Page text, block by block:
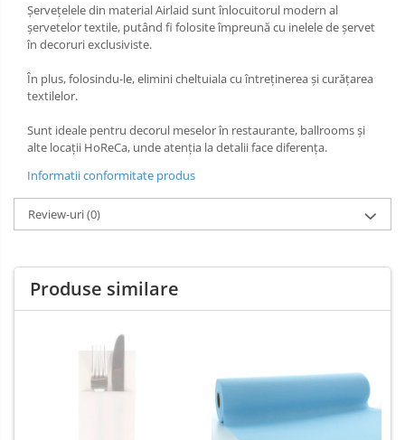
Șervețelele din material Airlaid sunt înlocuitorul modern al
șervetelor textile, putând fi folosite împreună cu inelele de șervet
în decoruri exclusiviste.
În plus, folosindu-le, elimini cheltuiala cu întreținerea și curățarea
textilelor.
Sunt ideale pentru decorul meselor în restaurante, ballrooms și
alte locații HoReCa, unde atenția la detalii face diferența.
Informatii conformitate produs
Review-uri(0)
Produse similare